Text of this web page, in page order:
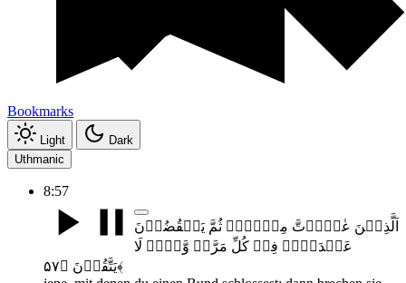
Bookmarks
Light
Dark
Uthmanic
8:57
اَلَّذِیۡنَ عٰہَدۡتَّ مِنۡہُمۡ ثُمَّ یَنۡقُضُوۡنَ
عَہۡدَہُمۡ فِیۡ کُلِّ مَرَّۃٍ وَّہُمۡ لَا
یَتَّقُوۡنَ ﴿۵۷﴾